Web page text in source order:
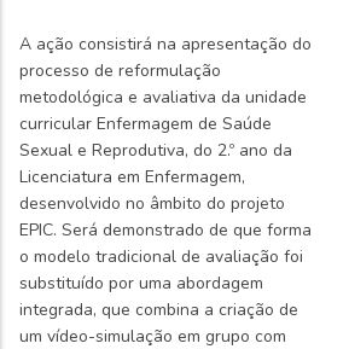
A ação consistirá na apresentação do
processo de reformulação
metodológica e avaliativa da unidade
curricular Enfermagem de Saúde
Sexual e Reprodutiva, do 2.º ano da
Licenciatura em Enfermagem,
desenvolvido no âmbito do projeto
EPIC. Será demonstrado de que forma
o modelo tradicional de avaliação foi
substituído por uma abordagem
integrada, que combina a criação de
um vídeo-simulação em grupo com